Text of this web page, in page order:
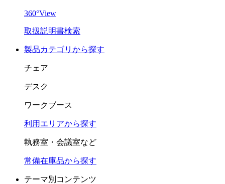
360°View
取扱説明書検索
製品カテゴリから探す
チェア
デスク
ワークブース
利用エリアから探す
執務室・会議室など
常備在庫品から探す
テーマ別コンテンツ